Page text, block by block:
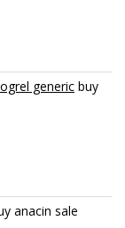
generic buy
anacin sale